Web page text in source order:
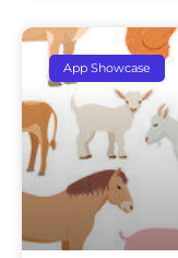
App Showcase